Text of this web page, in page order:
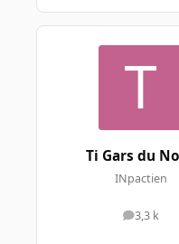
Ti Gars du
INpactien
3,3 k